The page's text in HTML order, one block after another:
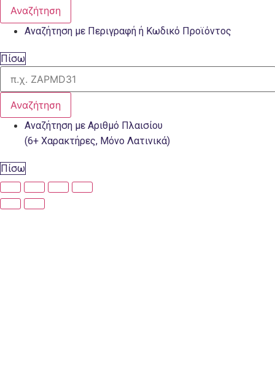
Αναζήτηση
Αναζήτηση με Περιγραφή ή Κωδικό Προϊόντος
Πίσω
Αναζήτηση
Αναζήτηση με Αριθμό Πλαισίου
(6+ Χαρακτήρες, Μόνο Λατινικά)
Πίσω